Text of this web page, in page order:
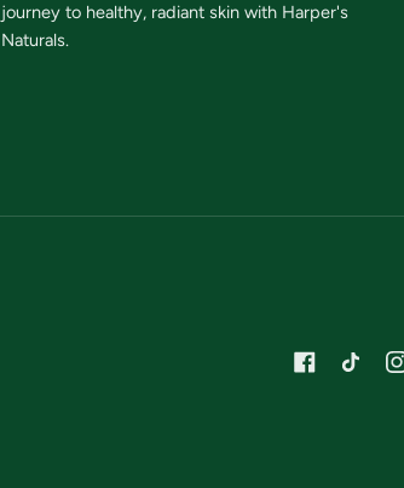
journey to healthy, radiant skin with Harper's
Naturals.